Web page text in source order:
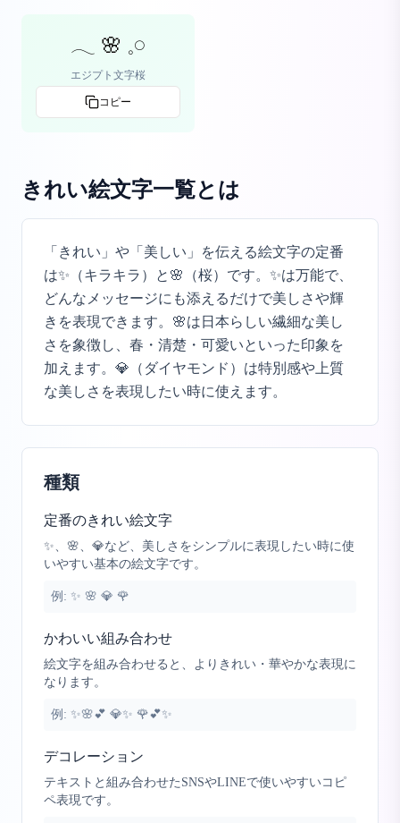
𓂃 🌸 𓈒𓏸
エジプト文字桜
コピー
きれい絵文字一覧とは
「きれい」や「美しい」を伝える絵文字の定番
は✨（キラキラ）と🌸（桜）です。✨は万能で、
どんなメッセージにも添えるだけで美しさや輝
きを表現できます。🌸は日本らしい繊細な美し
さを象徴し、春・清楚・可愛いといった印象を
加えます。💎（ダイヤモンド）は特別感や上質
な美しさを表現したい時に使えます。
種類
定番のきれい絵文字
✨、🌸、💎など、美しさをシンプルに表現したい時に使
いやすい基本の絵文字です。
例: ✨ 🌸 💎 🌹
かわいい組み合わせ
絵文字を組み合わせると、よりきれい・華やかな表現に
なります。
例: ✨🌸💕 💎✨ 🌹💕✨
デコレーション
テキストと組み合わせたSNSやLINEで使いやすいコピ
ペ表現です。